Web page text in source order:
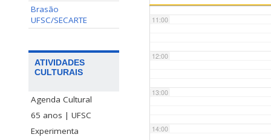
Brasão
UFSC/SECARTE
ATIVIDADES
CULTURAIS
Agenda Cultural
65 anos | UFSC
Experimenta
11:00
12:00
13:00
14:00